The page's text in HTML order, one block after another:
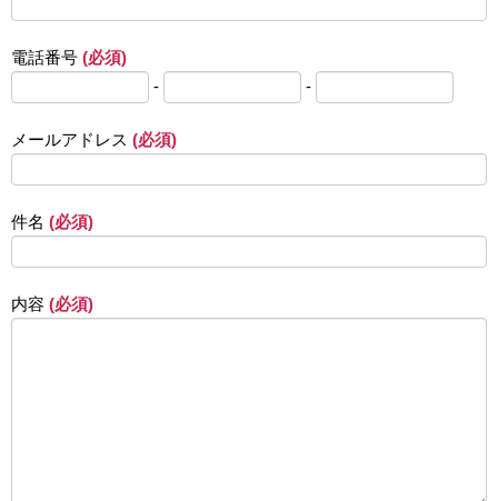
電話番号 (必須)
-
-
メールアドレス (必須)
件名 (必須)
内容 (必須)